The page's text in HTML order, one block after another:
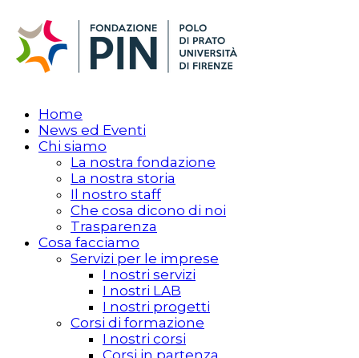
Home
News ed Eventi
Chi siamo
La nostra fondazione
La nostra storia
Il nostro staff
Che cosa dicono di noi
Trasparenza
Cosa facciamo
Servizi per le imprese
I nostri servizi
I nostri LAB
I nostri progetti
Corsi di formazione
I nostri corsi
Corsi in partenza